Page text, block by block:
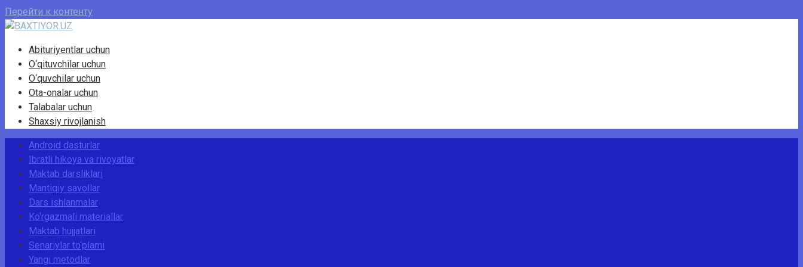
Перейти к контенту
Abituriyentlar uchun
O‘qituvchilar uchun
O‘quvchilar uchun
Ota-onalar uchun
Talabalar uchun
Shaxsiy rivojlanish
Android dasturlar
Ibratli hikoya va rivoyatlar
Maktab darsliklari
Mantiqiy savollar
Dars ishlanmalar
Ko‘rgazmali materiallar
Maktab hujjatlari
Senariylar to‘plami
Yangi metodlar